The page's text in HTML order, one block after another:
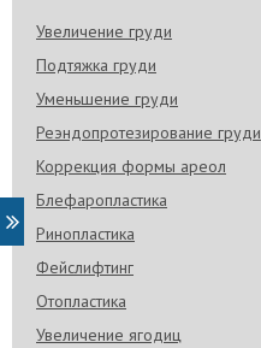
Увеличение груди
Подтяжка груди
Уменьшение груди
Реэндопротезирование груди
Коррекция формы ареол
Блефаропластика
Ринопластика
Фейслифтинг
Отопластика
Увеличение ягодиц